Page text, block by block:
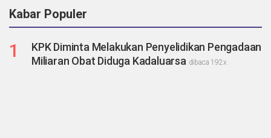
Kabar Populer
1
KPK Diminta Melakukan Penyelidikan Pengadaan
Miliaran Obat Diduga Kadaluarsa dibaca 192x